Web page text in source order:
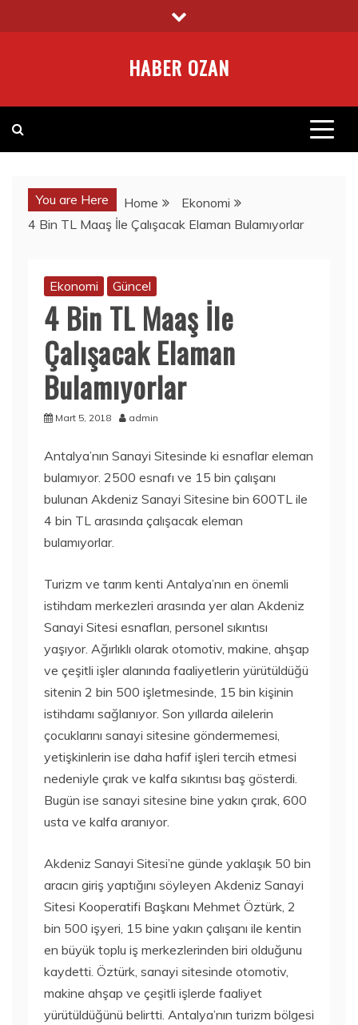
to
HABER OZAN
You are Here Home
Ekonomi
4 Bin TL Maaş İle Çalışacak Elaman Bulamıyorlar
Ekonomi Güncel
4 Bin TL Maaş İle
Çalışacak Elaman
Bulamıyorlar
Mart 5, 2018 admin
Antalya’nın Sanayi Sitesinde ki esnaflar eleman
bulamıyor. 2500 esnafı ve 15 bin çalışanı
bulunan Akdeniz Sanayi Sitesine bin 600TL ile
4 bin TL arasında çalışacak eleman
bulamıyorlar.
Turizm ve tarım kenti Antalya’nın en önemli
istihdam merkezleri arasında yer alan Akdeniz
Sanayi Sitesi esnafları, personel sıkıntısı
yaşıyor. Ağırlıklı olarak otomotiv, makine, ahşap
ve çeşitli işler alanında faaliyetlerin yürütüldüğü
sitenin 2 bin 500 işletmesinde, 15 bin kişinin
istihdamı sağlanıyor. Son yıllarda ailelerin
çocuklarını sanayi sitesine göndermemesi,
yetişkinlerin ise daha hafif işleri tercih etmesi
nedeniyle çırak ve kalfa sıkıntısı baş gösterdi.
Bugün ise sanayi sitesine bine yakın çırak, 600
usta ve kalfa aranıyor.
Akdeniz Sanayi Sitesi’ne günde yaklaşık 50 bin
aracın giriş yaptığını söyleyen Akdeniz Sanayi
Sitesi Kooperatifi Başkanı Mehmet Öztürk, 2
bin 500 işyeri, 15 bine yakın çalışanı ile kentin
en büyük toplu iş merkezlerinden biri olduğunu
kaydetti. Öztürk, sanayi sitesinde otomotiv,
makine ahşap ve çeşitli işlerde faaliyet
yürütüldüğünü belirtti. Antalya’nın turizm bölgesi